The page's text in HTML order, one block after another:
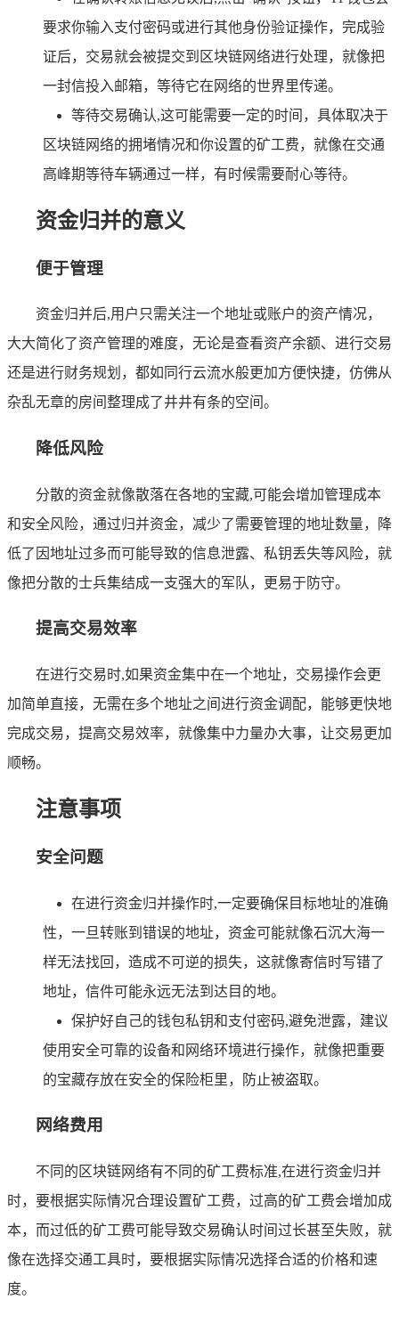
要求你输入支付密码或进行其他身份验证操作，完成验
证后，交易就会被提交到区块链网络进行处理，就像把
一封信投入邮箱，等待它在网络的世界里传递。
等待交易确认,这可能需要一定的时间，具体取决于
区块链网络的拥堵情况和你设置的矿工费，就像在交通
高峰期等待车辆通过一样，有时候需要耐心等待。
资金归并的意义
便于管理
资金归并后,用户只需关注一个地址或账户的资产情况，
大大简化了资产管理的难度，无论是查看资产余额、进行交易
还是进行财务规划，都如同行云流水般更加方便快捷，仿佛从
杂乱无章的房间整理成了井井有条的空间。
降低风险
分散的资金就像散落在各地的宝藏,可能会增加管理成本
和安全风险，通过归并资金，减少了需要管理的地址数量，降
低了因地址过多而可能导致的信息泄露、私钥丢失等风险，就
像把分散的士兵集结成一支强大的军队，更易于防守。
提高交易效率
在进行交易时,如果资金集中在一个地址，交易操作会更
加简单直接，无需在多个地址之间进行资金调配，能够更快地
完成交易，提高交易效率，就像集中力量办大事，让交易更加
顺畅。
注意事项
安全问题
在进行资金归并操作时,一定要确保目标地址的准确
性，一旦转账到错误的地址，资金可能就像石沉大海一
样无法找回，造成不可逆的损失，这就像寄信时写错了
地址，信件可能永远无法到达目的地。
保护好自己的钱包私钥和支付密码,避免泄露，建议
使用安全可靠的设备和网络环境进行操作，就像把重要
的宝藏存放在安全的保险柜里，防止被盗取。
网络费用
不同的区块链网络有不同的矿工费标准,在进行资金归并
时，要根据实际情况合理设置矿工费，过高的矿工费会增加成
本，而过低的矿工费可能导致交易确认时间过长甚至失败，就
像在选择交通工具时，要根据实际情况选择合适的价格和速
度。